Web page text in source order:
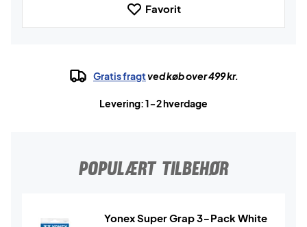
Favorit
Gratis fragtved køb over 499 kr.
Levering: 1-2 hverdage
POPULÆRT TILBEHØR
Yonex Super Grap 3-Pack White